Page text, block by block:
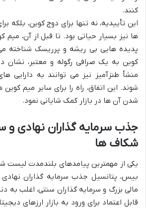
کنند.
این تأییدیه، نه تنها برای دوج کوین، بلکه
ها نیز بسیار حیاتی بود. تا قبل از آن، میم
پدیده هایی بی ریشه و پرریسک شناخته
کوین به یک صرافی رگوله و معتبر، نشان
منشأ طنزآمیز نیز می توانند به دارایی
شوند. این اتفاق، راه را برای سایر میم کوین
شدن آن ها در بازار کمک شایانی نمود.
جذب سرمایه گذاران نهادی
شکاف ها
یکی از مهمترین پیامدهای بلندمدت لیست
بیس، پتانسیل جذب سرمایه گذاران
مالی بزرگ و سرمایه گذاران سنتی، اغلب به
قابل اعتماد برای ورود به بازار ارزهای